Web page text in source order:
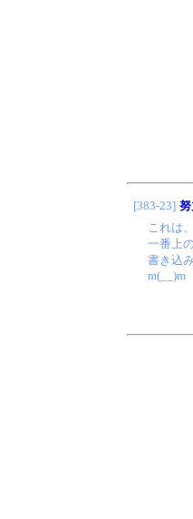
[383-23] 努
これは
一番上
書き込
m(__)m